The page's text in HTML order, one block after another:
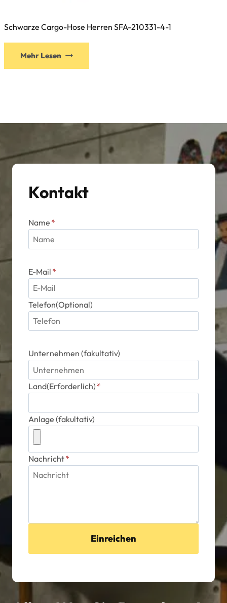
Schwarze Cargo-Hose Herren SFA-210331-4-1
Mehr Lesen
Kontakt
Name *
E-Mail *
Telefon(Optional)
Unternehmen (fakultativ)
Land(Erforderlich) *
Anlage (fakultativ)
Nachricht*
Einreichen